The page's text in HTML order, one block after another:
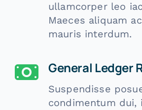
ullamcorper leo
Maeces aliquam
mauris interdum.
General Ledger
Suspendisse
condimentum dui,